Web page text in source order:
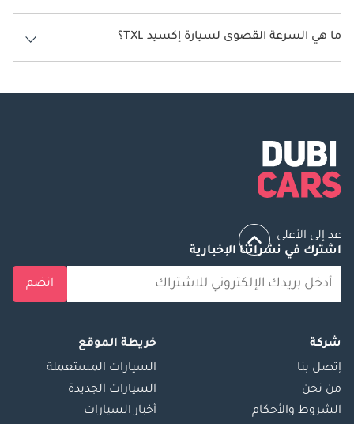
تنتج إكسيد TXL قوة 191 حصان - 245 حصان.
ما هي السرعة القصوى لسيارة إكسيد TXL؟
السرعة القصوى لسيارة إكسيد TXL هي 200 كم/الساعة.
عد إلى الأعلى
اشترك في نشراتنا الإخبارية
انضم
شركة
إتصل بنا
من نحن
الشروط والأحكام
خريطة الموقع
السيارات المستعملة
السيارات الجديدة
أخبار السيارات